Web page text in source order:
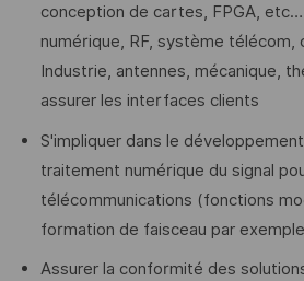
conception de cartes, FPGA,
numérique, RF, système télécom,
Industrie, antennes, mécanique,
assurer les interfaces clients
S'impliquer dans le
traitement numérique du signal
télécommunications (fonctions
formation de faisceau par
Assurer la conformité des